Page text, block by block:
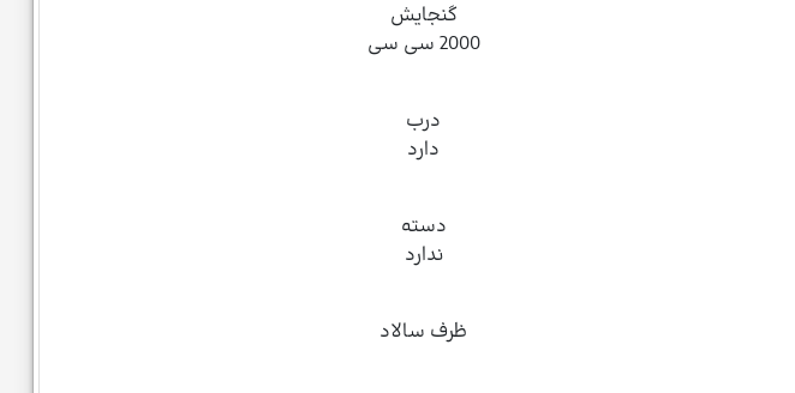
گنجایش
2000 سی‌ سی
درب
دارد
دسته
ندارد
ظرف سالاد